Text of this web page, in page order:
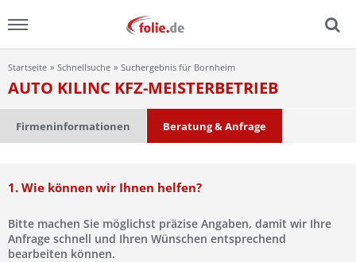
Menu
Home
Ratgeber
FAQ
Startseite Schnellsuche Suchergebnis für Bornheim
AUTO KILINC KFZ-MEISTERBETRIEB
Firmeninformationen Beratung & Anfrage
1. Wie können wir Ihnen helfen?
Bitte machen Sie möglichst präzise Angaben, damit wir Ihre
Anfrage schnell und Ihren Wünschen entsprechend
bearbeiten können.